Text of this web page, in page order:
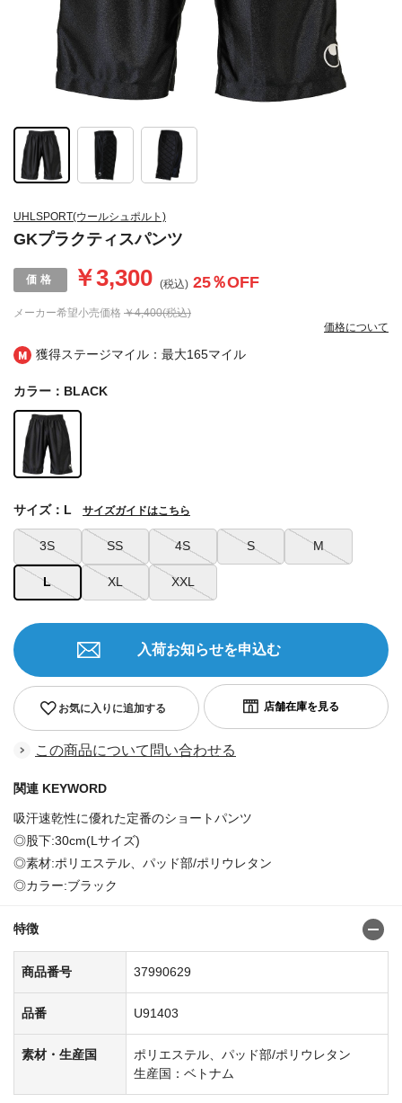
獲得ステージマイル：最大165マイル
UHLSPORT(ウールシュポルト)
GKプラクティスパンツ
メーカー希望小売価格 ￥4,400(税込)
￥3,300 (税込) 25％OFF
価格について
カラー：BLACK
3S SS 4S S M
L XL XXL
サイズ：L サイズガイドはこちら
お気に入りに追加する
入荷お知らせを申込む
この商品について問い合わせる
関連 KEYWORD
吸汗速乾性に優れた定番のショートパンツ
◎股下:30cm(Lサイズ)
◎素材:ポリエステル、パッド部/ポリウレタン
◎カラー:ブラック
特徴
商品番号 37990629
品番 U91403
素材・生産国
ポリエステル、パッド部/ポリウレタン
生産国：ベトナム